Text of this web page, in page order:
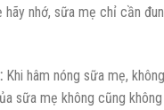
nhớ, sữa mẹ chỉ cần
Khi hâm nóng sữa mẹ,
sữa mẹ không cũng